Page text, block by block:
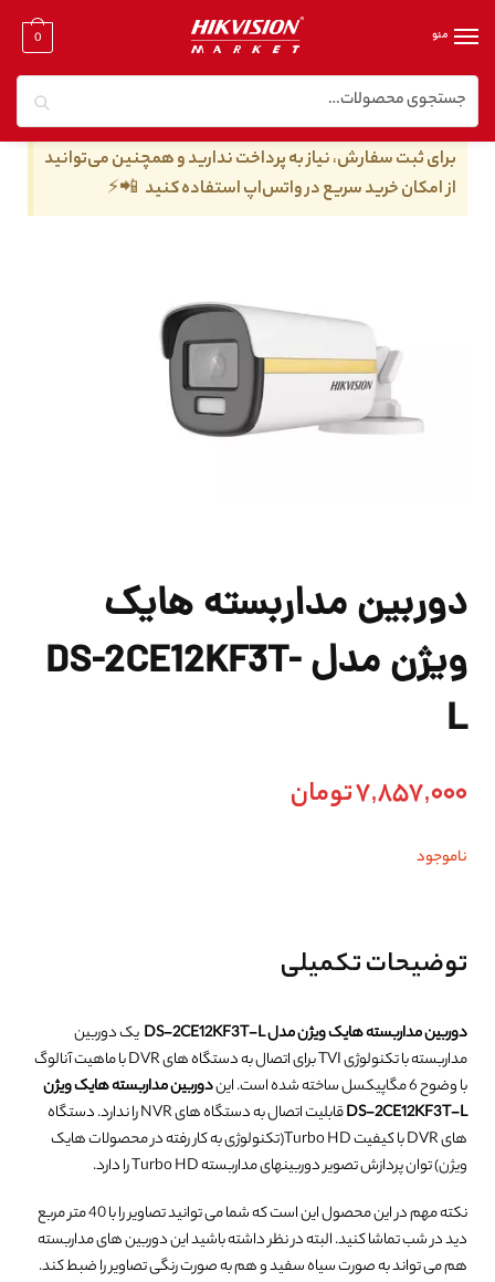
منو 0
خانه / دوربین مدار بسته توربو اچ دی دوربین مداربسته هایک ویژن مدل DS-2CE12KF3T-L
برای ثبت سفارش، نیاز به پرداخت ندارید و همچنین می‌توانید
از امکان خرید سریع در واتس‌اپ استفاده کنید 📲⚡
دوربین مداربسته هایک
ویژن مدل DS-2CE12KF3T-
L
7,857,000تومان
ناموجود
توضیحات تکمیلی
دوربین مداربسته هایک ویژن مدل DS-2CE12KF3T-L
یک دوربین
مداربسته با تکنولوژی TVI برای اتصال به دستگاه های DVR با ماهیت آنالوگ
با وضوح 6 مگاپیکسل ساخته شده است. این
دوربین مداربسته هایک ویژن
DS-2CE12KF3T-L
قابلیت اتصال به دستگاه های NVR را ندارد. دستگاه
های DVR با کیفیت Turbo HD(تکنولوژی به کار رفته در محصولات هایک
ویژن) توان پردازش تصویر دوربینهای مداربسته Turbo HD را دارد.
نکته مهم در این محصول این است که شما می توانید تصاویر را با 40 متر مربع
دید در شب تماشا کنید. البته در نظر داشته باشید این دوربین های مداربسته
هم می تواند به صورت سیاه سفید و هم به صورت رنگی تصاویر را ضبط کند.